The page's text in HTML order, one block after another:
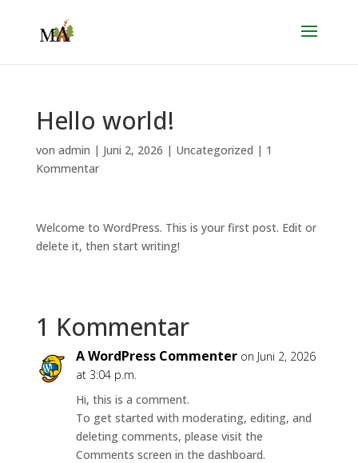
Hello world!
von admin | Juni 2, 2026 | Uncategorized | 1
Kommentar
Welcome to WordPress. This is your first post. Edit or
delete it, then start writing!
1 Kommentar
A WordPress Commenter on Juni 2, 2026
at 3:04 p.m.
Hi, this is a comment.
To get started with moderating, editing, and
deleting comments, please visit the
Comments screen in the dashboard.